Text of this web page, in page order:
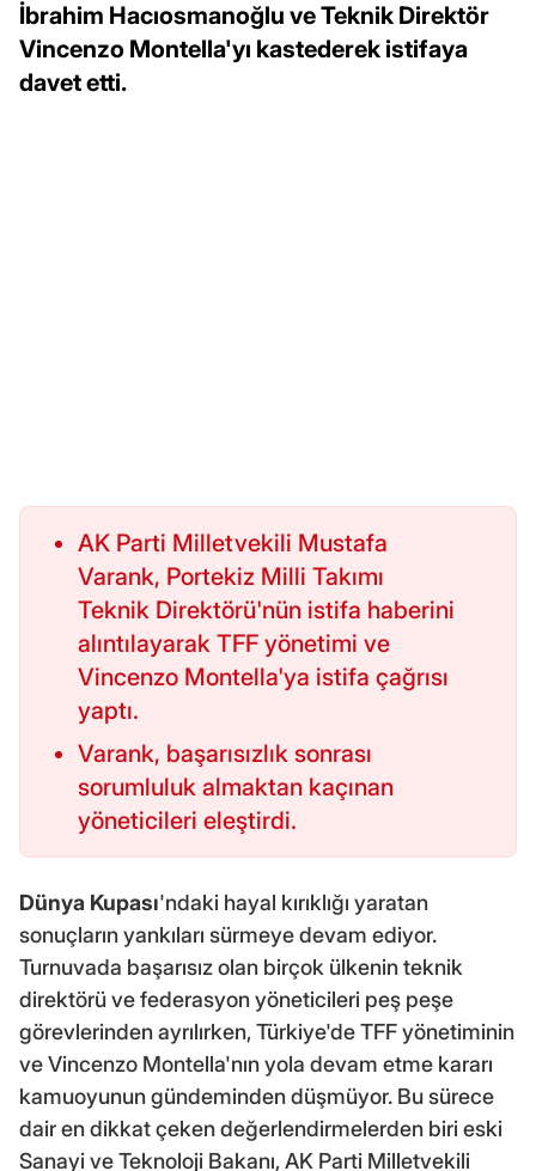
İbrahim Hacıosmanoğlu ve Teknik Direktör
Vincenzo Montella'yı kastederek istifaya
davet etti.
AK Parti Milletvekili Mustafa
Varank, Portekiz Milli Takımı
Teknik Direktörü'nün istifa haberini
alıntılayarak TFF yönetimi ve
Vincenzo Montella'ya istifa çağrısı
yaptı.
Varank, başarısızlık sonrası
sorumluluk almaktan kaçınan
yöneticileri eleştirdi.
Dünya Kupası'ndaki hayal kırıklığı yaratan
sonuçların yankıları sürmeye devam ediyor.
Turnuvada başarısız olan birçok ülkenin teknik
direktörü ve federasyon yöneticileri peş peşe
görevlerinden ayrılırken, Türkiye'de TFF yönetiminin
ve Vincenzo Montella'nın yola devam etme kararı
kamuoyunun gündeminden düşmüyor. Bu sürece
dair en dikkat çeken değerlendirmelerden biri eski
Sanayi ve Teknoloji Bakanı, AK Parti Milletvekili